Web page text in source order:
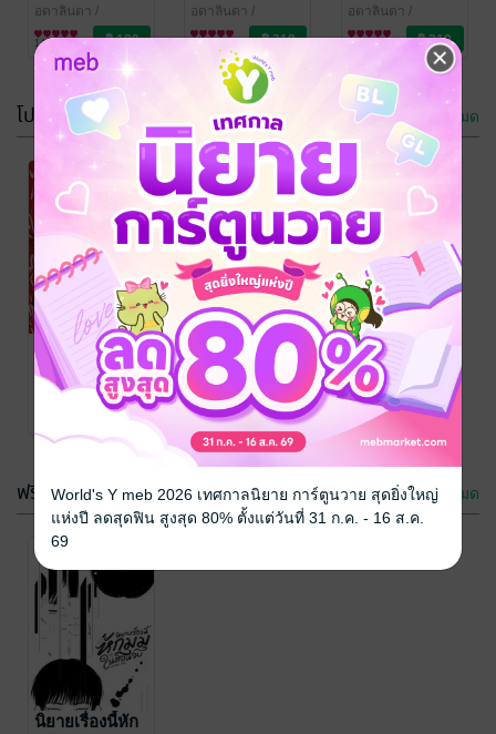
คะ... #เซนซอล
อดาลินดา /
SunnyHunny
นิยายโรมานซ์
14 Rating
อดาลินดา /
SunnyHunny
นิยายโรมานซ์
เมิร์จ
อดาลินดา /
SunnyHunny
นิยายโรมานซ์
107 Rating
TRIPLE TRAP
สมการรักยก
กำลังสาม
SunnyHunny
นิยายโรมานซ์
16 Rating
LOVE DEAD
EX แฟนเก่าคน
เปรตในวันสิ้น
โลก
อดาลินดา
SunnyHunny
นิยายรักวัยรุ่น
41 Rating
โปรโมชัน ดูทั้งหมด
Until you can't
escape ที่รัก
คะ... #เซนซอล
อดาลินดา/
SunnyHunny
นิยายโรมานซ์
เวลาที่เหลือ 6 วัน
ฟรีกระจาย ดูทั้งหมด
นิยายเรื่องนี้หัก
World's Y meb 2026 เทศกาลนิยาย การ์ตูนวาย สุดยิ่งใหญ่
แห่งปี ลดสุดฟิน สูงสุด 80% ตั้งแต่วันที่ 31 ก.ค. - 16 ส.ค.
69